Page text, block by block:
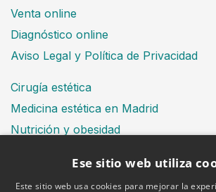
Venta online
Diagnóstico online
Aviso Legal y Política de Privacidad
Cirugía estética
Medicina estética en Madrid
Nutrición y obesidad
Ese sitio web utiliza
Este sitio web usa cookies para mejorar la